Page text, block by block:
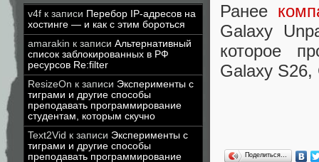
v4f к записи Перебор IP-адресов на
хостинге — и как с этим бороться
amarakin к записи Альтернативный
список заблокированных в РФ
ресурсов Re:filter
ResizeOn к записи Эксперименты с
тиграми и другие способы
преподавать программирование
студентам, которым скучно
Text2Vid к записи Эксперименты с
тиграми и другие способы
преподавать программирование
Ранее
Galaxy
которое
Galaxy S26,
Поделиться…